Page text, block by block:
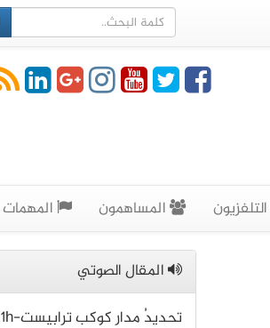
التلفزيون المساهمون المهمات
المقال الصوتي
تحديدُ مدار كوكب ترابيست-1h